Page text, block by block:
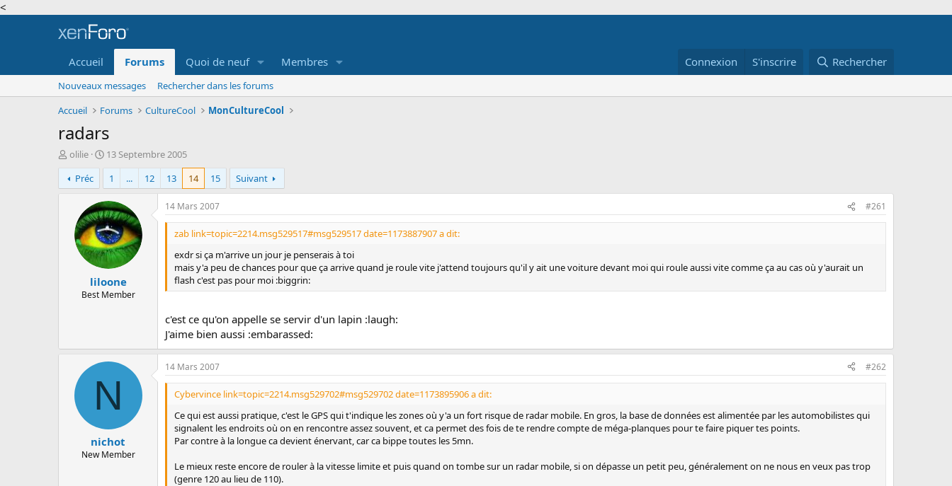
<
Accueil Forums Quoi de neuf Membres Connexion S'inscrire Rechercher
Nouveaux messages
Rechercher dans les forums
Accueil
Forums CultureCool MonCultureCool
radars
A
u
t
e
olilie
D
a
e
d
e
d
é
b
u
t
13 Septembre 2005
Préc
1 ... 12 13 14 15 Suivant
liloone
Best Member
14 Mars 2007 #261
zab link=topic=2214.msg529517#msg529517 date=1173887907 a dit:
exdr si ça m'arrive un jour je penserais à toi
mais y'a peu de chances pour que ça arrive quand je roule vite j'attend toujours qu'il y ait une voiture devant moi qui roule aussi vite comme ça au cas où y'aurait un
flash c'est pas pour moi :biggrin:
c'est ce qu'on appelle se servir d'un lapin :laugh:
J'aime bien aussi :embarassed:
N
nichot
New Member
14 Mars 2007 #262
Cybervince link=topic=2214.msg529702#msg529702 date=1173895906 a dit:
Ce qui est aussi pratique, c'est le GPS qui t'indique les zones où y'a un fort risque de radar mobile. En gros, la base de données est alimentée par les automobilistes qui
signalent les endroits où on en rencontre assez souvent, et ca permet des fois de te rendre compte de méga-planques pour te faire piquer tes points.
Par contre à la longue ca devient énervant, car ca bippe toutes les 5mn.
Le mieux reste encore de rouler à la vitesse limite et puis quand on tombe sur un radar mobile, si on dépasse un petit peu, généralement on ne nous en veux pas trop
(genre 120 au lieu de 110).